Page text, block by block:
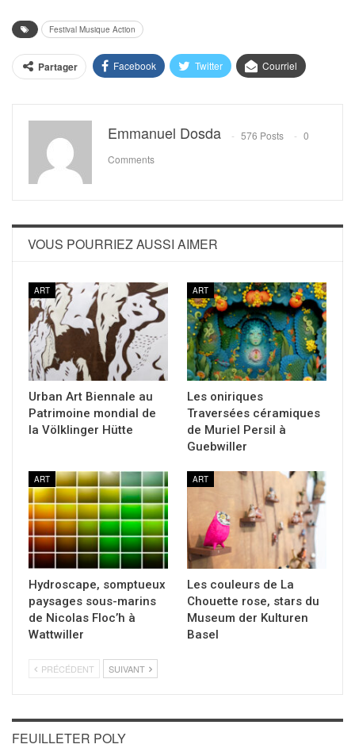
Festival Musique Action
Partager Facebook Twitter Courriel
Emmanuel Dosda 576 Posts
0
Comments
VOUS POURRIEZ AUSSI AIMER
ART
Urban Art Biennale au
Patrimoine mondial de
la Völklinger Hütte
ART
Les oniriques
Traversées céramiques
de Muriel Persil à
Guebwiller
ART
Hydroscape, somptueux
paysages sous-marins
de Nicolas Floc’h à
Wattwiller
ART
Les couleurs de La
Chouette rose, stars du
Museum der Kulturen
Basel
PRÉCÉDENT SUIVANT
FEUILLETER POLY